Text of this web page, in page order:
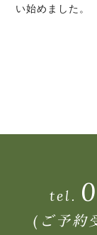
い始めました。
tel.
(ご予約